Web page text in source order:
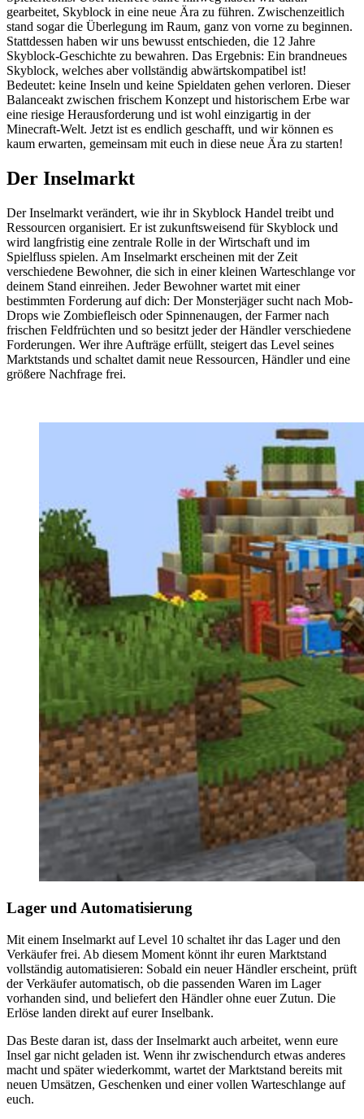
gearbeitet, Skyblock in eine neue Ära zu führen. Zwischenzeitlich
stand sogar die Überlegung im Raum, ganz von vorne zu beginnen.
Stattdessen haben wir uns bewusst entschieden, die 12 Jahre
Skyblock-Geschichte zu bewahren. Das Ergebnis: Ein brandneues
Skyblock, welches aber vollständig abwärtskompatibel ist!
Bedeutet: keine Inseln und keine Spieldaten gehen verloren. Dieser
Balanceakt zwischen frischem Konzept und historischem Erbe war
eine riesige Herausforderung und ist wohl einzigartig in der
Minecraft-Welt. Jetzt ist es endlich geschafft, und wir können es
kaum erwarten, gemeinsam mit euch in diese neue Ära zu starten!
Der Inselmarkt
Der Inselmarkt verändert, wie ihr in Skyblock Handel treibt und
Ressourcen organisiert. Er ist zukunftsweisend für Skyblock und
wird langfristig eine zentrale Rolle in der Wirtschaft und im
Spielfluss spielen. Am Inselmarkt erscheinen mit der Zeit
verschiedene Bewohner, die sich in einer kleinen Warteschlange vor
deinem Stand einreihen. Jeder Bewohner wartet mit einer
bestimmten Forderung auf dich: Der Monsterjäger sucht nach Mob-
Drops wie Zombiefleisch oder Spinnenaugen, der Farmer nach
frischen Feldfrüchten und so besitzt jeder der Händler verschiedene
Forderungen. Wer ihre Aufträge erfüllt, steigert das Level seines
Marktstands und schaltet damit neue Ressourcen, Händler und eine
größere Nachfrage frei.
Lager und Automatisierung
Mit einem Inselmarkt auf Level 10 schaltet ihr das Lager und den
Verkäufer frei. Ab diesem Moment könnt ihr euren Marktstand
vollständig automatisieren: Sobald ein neuer Händler erscheint, prüft
der Verkäufer automatisch, ob die passenden Waren im Lager
vorhanden sind, und beliefert den Händler ohne euer Zutun. Die
Erlöse landen direkt auf eurer Inselbank.
Das Beste daran ist, dass der Inselmarkt auch arbeitet, wenn eure
Insel gar nicht geladen ist. Wenn ihr zwischendurch etwas anderes
macht und später wiederkommt, wartet der Marktstand bereits mit
neuen Umsätzen, Geschenken und einer vollen Warteschlange auf
euch.